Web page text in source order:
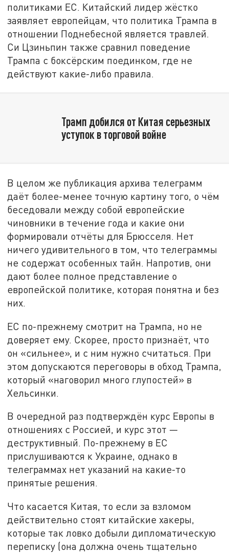
политиками ЕС. Китайский лидер жёстко
заявляет европейцам, что политика Трампа в
отношении Поднебесной является травлей.
Си Цзиньпин также сравнил поведение
Трампа с боксёрским поединком, где не
действуют какие-либо правила.
Трамп добился от Китая серьезных
уступок в торговой войне
В целом же публикация архива телеграмм
даёт более-менее точную картину того, о чём
беседовали между собой европейские
чиновники в течение года и какие они
формировали отчёты для Брюсселя. Нет
ничего удивительного в том, что телеграммы
не содержат особенных тайн. Напротив, они
дают более полное представление о
европейской политике, которая понятна и без
них.
ЕС по-прежнему смотрит на Трампа, но не
доверяет ему. Скорее, просто признаёт, что
он «сильнее», и с ним нужно считаться. При
этом допускаются переговоры в обход Трампа,
который «наговорил много глупостей» в
Хельсинки.
В очередной раз подтверждён курс Европы в
отношениях с Россией, и курс этот —
деструктивный. По-прежнему в ЕС
прислушиваются к Украине, однако в
телеграммах нет указаний на какие-то
принятые решения.
Что касается Китая, то если за взломом
действительно стоят китайские хакеры,
которые так ловко добыли дипломатическую
переписку (она должна очень тщательно